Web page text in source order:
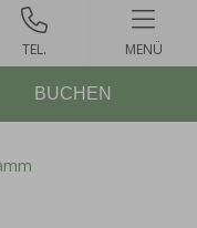
MENÜ
BUCHEN